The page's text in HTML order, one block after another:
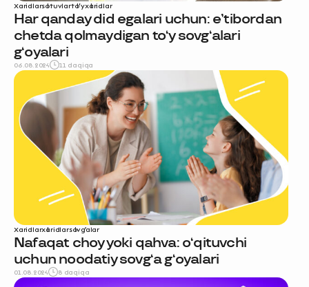
Xaridlarsotuvlarto‘yxaridlar
Har qanday did egalari uchun: e’tibordan
chetda qolmaydigan to‘y sovg‘alari
g‘oyalari
06.08.2024 11 daqiqa
Xaridlarxaridlarsovg'alar
Nafaqat choy yoki qahva: o‘qituvchi
uchun noodatiy sovg‘a g‘oyalari
01.08.2024 8 daqiqa